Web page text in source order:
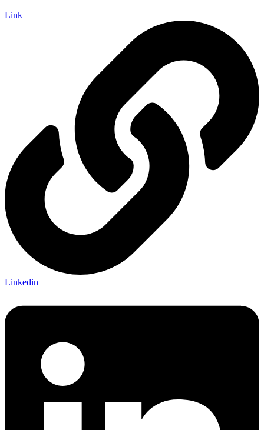
Link
Linkedin